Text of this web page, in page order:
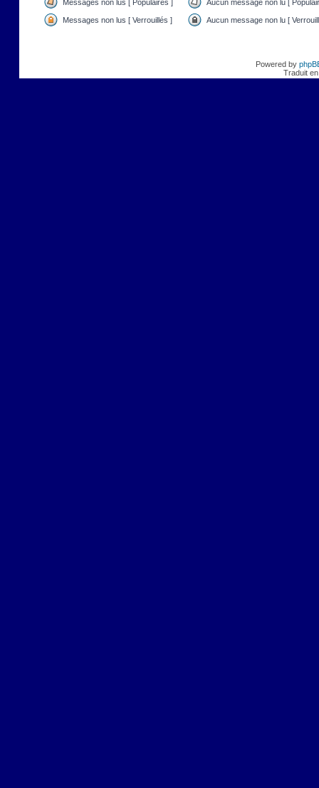
Messages non lus [ Populaires ] Aucun message non lu [
Messages non lus [ Verrouillés ] Aucun message non lu [
Powered by
Traduit